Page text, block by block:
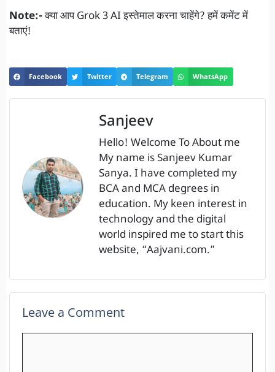
Note:-क्या आप Grok 3 AI इस्तेमाल करना चाहेंगे? हमें कमेंट में
बताएं!
Facebook Twitter Telegram WhatsApp
Sanjeev
Hello! Welcome To About me
My name is Sanjeev Kumar
Sanya. I have completed my
BCA and MCA degrees in
education. My keen interest in
technology and the digital
world inspired me to start this
website, “Aajvani.com.”
Leave a Comment